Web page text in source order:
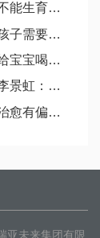
三项就能提升几率
多少的付出？
间有肠道疾等7大危害
欺凌他人的青少年
摩、艾灸等1分钟就见效
亚未来集团有限